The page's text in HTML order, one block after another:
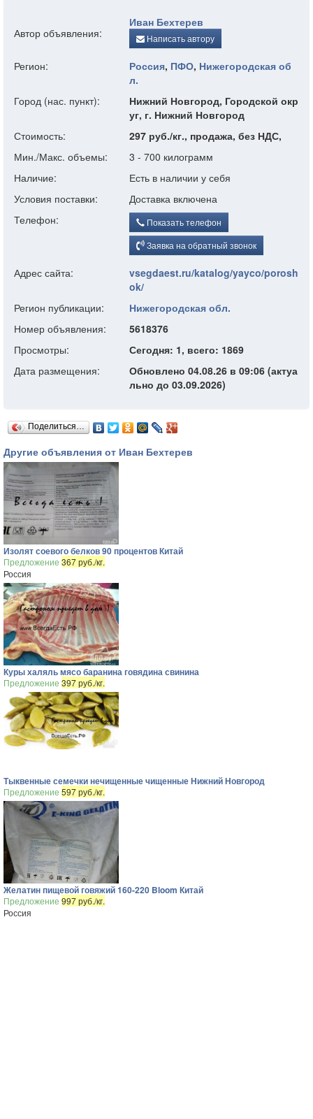
Автор объявления:
Иван Бехтерев
Написать автору
Регион: Россия, ПФО, Нижегородская об
л.
Город (нас. пункт):
Нижний Новгород, Городской окр
уг, г. Нижний Новгород
Стоимость:
297 руб./кг., продажа, без НДС,
Мин./Макс. объемы:
3 - 700 килограмм
Наличие:
Есть в наличии у себя
Условия поставки:
Доставка включена
Телефон:
Показать телефон
Заявка на обратный звонок
Адрес сайта:
vsegdaest.ru/katalog/yayco/porosh
ok/
Регион публикации:
Нижегородская обл.
Номер объявления:
5618376
Просмотры:
Сегодня: 1, всего: 1869
Дата размещения:
Обновлено 04.08.26 в 09:06 (актуа
льно до 03.09.2026)
Поделиться…
Другие объявления от Иван Бехтерев
Изолят соевого белков 90 процентов Китай
Предложение 367 руб./кг.
Россия
Куры халяль мясо баранина говядина свинина
Предложение 397 руб./кг.
Тыквенные семечки нечищенные чищенные Нижний Новгород
Предложение 597 руб./кг.
Желатин пищевой говяжий 160-220 Bloom Китай
Предложение 997 руб./кг.
Россия